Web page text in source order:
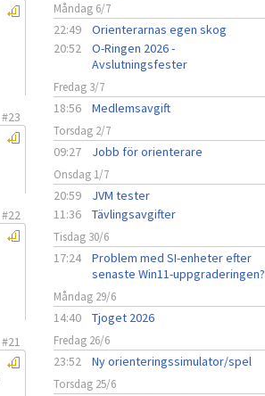
#23
#22
#21
Måndag 6/7
22:49 Orienterarnas egen skog
20:52
O-Ringen 2026 -
Avslutningsfester
Fredag 3/7
18:56 Medlemsavgift
Torsdag 2/7
09:27 Jobb för orienterare
Onsdag 1/7
20:59 JVM tester
11:36
Tävlingsavgifter
Tisdag 30/6
17:24
Problem med SI-enheter efter
senaste Win11-uppgraderingen?
Måndag 29/6
14:40 Tjoget 2026
Fredag 26/6
23:52 Ny orienteringssimulator/spel
Torsdag 25/6